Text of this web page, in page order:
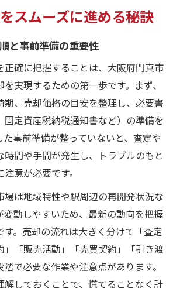
スムーズに進める秘訣
と事前準備の重要性
正確に把握することは、大阪府門真市
実現するための第一歩です。まず、
期、売却価格の目安を整理し、必要書
固定資産税納税通知書など）の準備を
事前準備が整っていないと、査定や
時間や手間が発生し、トラブルのもと
意が必要です。
場は地域特性や駅周辺の再開発状況な
変動しやすいため、最新の動向を把握
す。売却の流れは大きく分けて「査定
」「販売活動」「売買契約」「引き渡
で必要な作業や注意点があります。
解しておくことで、慌てることなく計